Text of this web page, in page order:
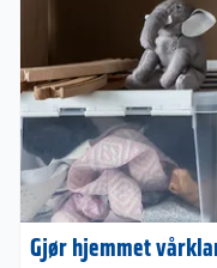
Gjør hjemmet